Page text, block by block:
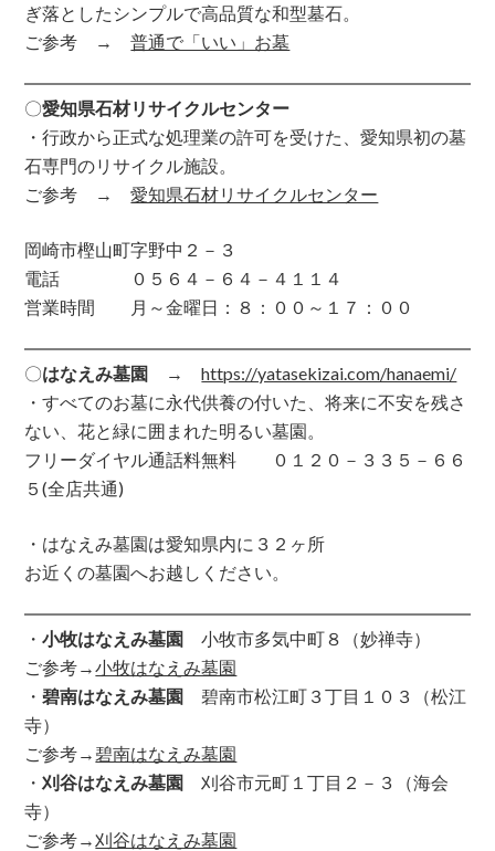
ぎ落としたシンプルで高品質な和型墓石。
ご参考 →普通で「いい」お墓
〇愛知県石材リサイクルセンター
・行政から正式な処理業の許可を受けた、愛知県初の墓
石専門のリサイクル施設。
ご参考 →愛知県石材リサイクルセンター
岡崎市樫山町字野中２－３
電話 ０５６４－６４－４１１４
営業時間 月～金曜日：８：００～１７：００
〇はなえみ墓園 →https://yatasekizai.com/hanaemi/
・すべてのお墓に永代供養の付いた、将来に不安を残さ
ない、花と緑に囲まれた明るい墓園。
フリーダイヤル通話料無料 ０１２０－３３５－６６
５(全店共通)
・はなえみ墓園は愛知県内に３２ヶ所
お近くの墓園へお越しください。
・小牧はなえみ墓園 小牧市多気中町８（妙禅寺）
ご参考→小牧はなえみ墓園
・碧南はなえみ墓園 碧南市松江町３丁目１０３（松江
寺）
ご参考→ 碧南はなえみ墓園
・刈谷はなえみ墓園 刈谷市元町１丁目２－３（海会
寺）
ご参考→刈谷はなえみ墓園